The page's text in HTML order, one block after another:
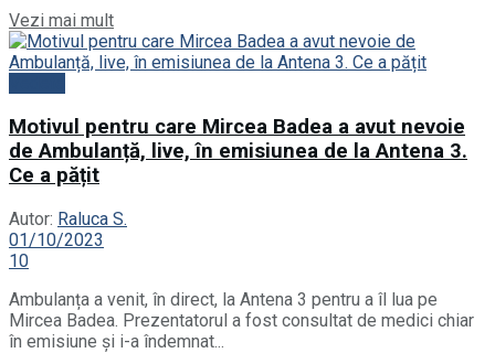
Vezi mai multDetails
Motivul pentru care Mircea Badea a avut nevoie
de Ambulanță, live, în emisiunea de la Antena 3.
Ce a pățit
Autor: Raluca S.
01/10/2023
10
Ambulanța a venit, în direct, la Antena 3 pentru a îl lua pe
Mircea Badea. Prezentatorul a fost consultat de medici chiar
în emisiune și i-a îndemnat...